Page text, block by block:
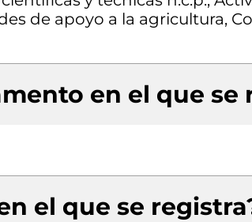
de apoyo a la agricultura,
en el que se
el que se